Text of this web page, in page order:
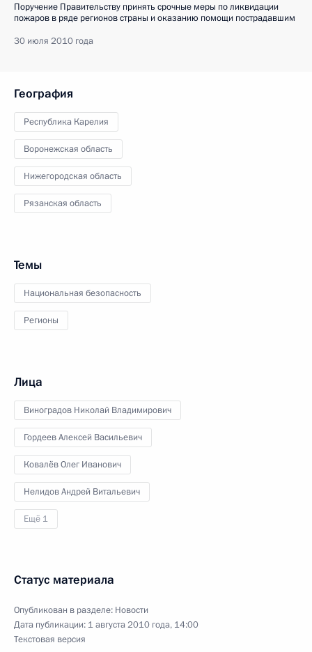
Поручение Правительству принять срочные меры по ликвидации
пожаров в ряде регионов страны и оказанию помощи пострадавшим
30 июля 2010 года
География
Республика Карелия
Воронежская область
Нижегородская область
Рязанская область
Темы
Национальная безопасность
Регионы
Лица
Виноградов Николай Владимирович
Гордеев Алексей Васильевич
Ковалёв Олег Иванович
Нелидов Андрей Витальевич
Ещё 1
Статус материала
Опубликован в разделе: Новости
Дата публикации: 1 августа 2010 года, 14:00
Текстовая версия